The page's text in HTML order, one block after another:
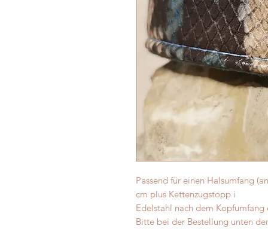
Passend für einen Halsumfang
cm plus Kettenzugstopp i
Edelstahl nach dem Kopfumfang
Bitte bei der Bestellung unten